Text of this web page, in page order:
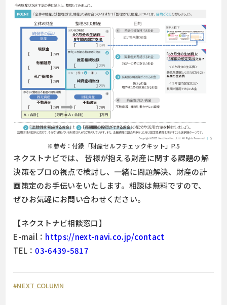
※参考：付録「財産セルフチェックキット」P.5
ネクストナビでは、 皆様が抱える財産に関する課題の解
決策をプロの視点で検討し、一緒に問題解決、財産の計
画策定のお手伝いをいたします。相談は無料ですので、
ぜひお気軽にお問い合わせください。
【ネクストナビ相談窓口】
E-mail： https://next-navi.co.jp/contact
TEL：03-6439-5817
#NEXT COLUMN